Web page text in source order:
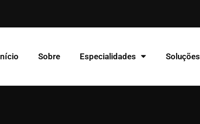
Sobre Especialidades Soluções